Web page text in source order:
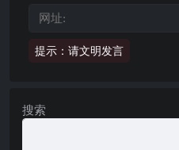
提示：请文明发言
搜索